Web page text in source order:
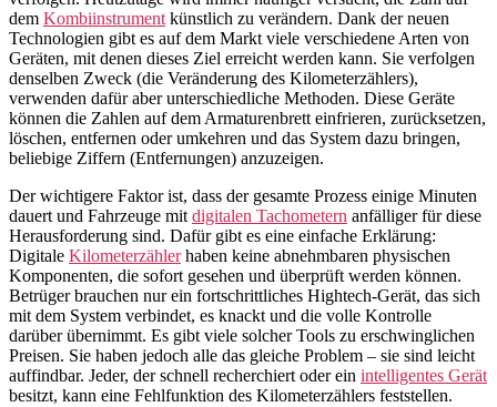
dem Kombiinstrumentkünstlich zu verändern. Dank der neuen
Technologien gibt es auf dem Markt viele verschiedene Arten von
Geräten, mit denen dieses Ziel erreicht werden kann. Sie verfolgen
denselben Zweck (die Veränderung des Kilometerzählers),
verwenden dafür aber unterschiedliche Methoden. Diese Geräte
können die Zahlen auf dem Armaturenbrett einfrieren, zurücksetzen,
löschen, entfernen oder umkehren und das System dazu bringen,
beliebige Ziffern (Entfernungen) anzuzeigen.
Der wichtigere Faktor ist, dass der gesamte Prozess einige Minuten
dauert und Fahrzeuge mitdigitalen Tachometern anfälliger für diese
Herausforderung sind. Dafür gibt es eine einfache Erklärung:
Digitale Kilometerzählerhaben keine abnehmbaren physischen
Komponenten, die sofort gesehen und überprüft werden können.
Betrüger brauchen nur ein fortschrittliches Hightech-Gerät, das sich
mit dem System verbindet, es knackt und die volle Kontrolle
darüber übernimmt. Es gibt viele solcher Tools zu erschwinglichen
Preisen. Sie haben jedoch alle das gleiche Problem – sie sind leicht
auffindbar. Jeder, der schnell recherchiert oder ein intelligentes Gerät
besitzt, kann eine Fehlfunktion des Kilometerzählers feststellen.